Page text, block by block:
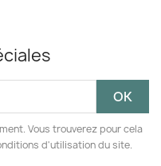
Vous trouverez pour cela
d'utilisation du site.